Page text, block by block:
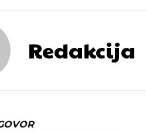
Redakcija